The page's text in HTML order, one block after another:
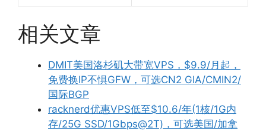
相关文章
DMIT美国洛杉矶大带宽VPS，$9.9/月起，
免费换IP不惧GFW，可选CN2 GIA/CMIN2/
国际BGP
racknerd优惠VPS低至$10.6/年(1核/1G内
存/25G SSD/1Gbps@2T)，可选美国/加拿